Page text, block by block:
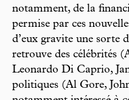
notamment, de la
permise par ces
d’eux gravite une sorte
retrouve des célébrités
Leonardo Di Caprio,
politiques (Al Gore,